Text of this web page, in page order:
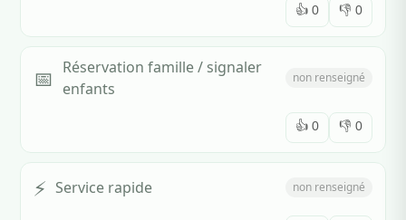
👍 0 👎 0
📅 Réservation famille / signaler
enfants
non renseigné
👍 0 👎 0
⚡ Service rapide non renseigné